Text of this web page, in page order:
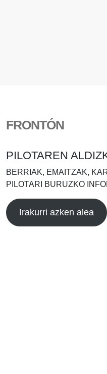
FRONTÓN
PILOTAREN
BERRIAK, EMAITZAK,
PILOTARI BURUZKO
Irakurri azken alea